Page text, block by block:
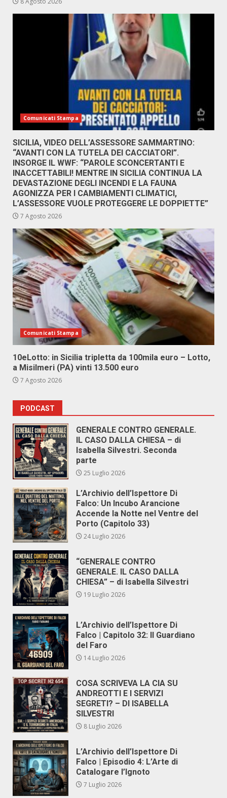
Comunicati Stampa
SICILIA, VIDEO DELL’ASSESSORE SAMMARTINO:
“AVANTI CON LA TUTELA DEI CACCIATORI”.
INSORGE IL WWF: “PAROLE SCONCERTANTI E
INACCETTABILI! MENTRE IN SICILIA CONTINUA LA
DEVASTAZIONE DEGLI INCENDI E LA FAUNA
AGONIZZA PER I CAMBIAMENTI CLIMATICI,
L’ASSESSORE VUOLE PROTEGGERE LE DOPPIETTE”
7 Agosto 2026
Comunicati Stampa
10eLotto: in Sicilia tripletta da 100mila euro – Lotto,
a Misilmeri (PA) vinti 13.500 euro
7 Agosto 2026
PODCAST
GENERALE CONTRO GENERALE.
IL CASO DALLA CHIESA – di
Isabella Silvestri. Seconda
parte
25 Luglio 2026
L’Archivio dell’Ispettore Di
Falco: Un Incubo Arancione
Accende la Notte nel Ventre del
Porto (Capitolo 33)
24 Luglio 2026
“GENERALE CONTRO
GENERALE. IL CASO DALLA
CHIESA” – di Isabella Silvestri
19 Luglio 2026
L’Archivio dell’Ispettore Di
Falco | Capitolo 32: Il Guardiano
del Faro
14 Luglio 2026
COSA SCRIVEVA LA CIA SU
ANDREOTTI E I SERVIZI
SEGRETI? – DI ISABELLA
SILVESTRI
8 Luglio 2026
L’Archivio dell’Ispettore Di
Falco | Episodio 4: L’Arte di
Catalogare l’Ignoto
7 Luglio 2026